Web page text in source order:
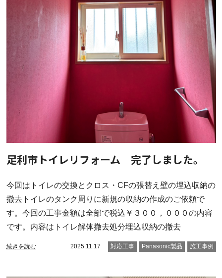
足利市トイレリフォーム 完了しました。
今回はトイレの交換とクロス・CFの張替え壁の埋込収納の
撤去トイレのタンク周りに新規の収納の作成のご依頼で
す。今回の工事金額は全部で税込￥３００，０００の内容
です。内容はトイレ解体撤去処分埋込収納の撤去
続きを読む 2025.11.17 対応工事 Panasonic製品 施工事例